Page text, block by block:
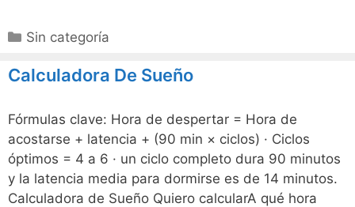
Categorías
Sin categoría
Calculadora De Sueño
Fórmulas clave: Hora de despertar = Hora de
acostarse + latencia + (90 min × ciclos) · Ciclos
óptimos = 4 a 6 · un ciclo completo dura 90 minutos
y la latencia media para dormirse es de 14 minutos.
Calculadora de Sueño Quiero calcularA qué hora